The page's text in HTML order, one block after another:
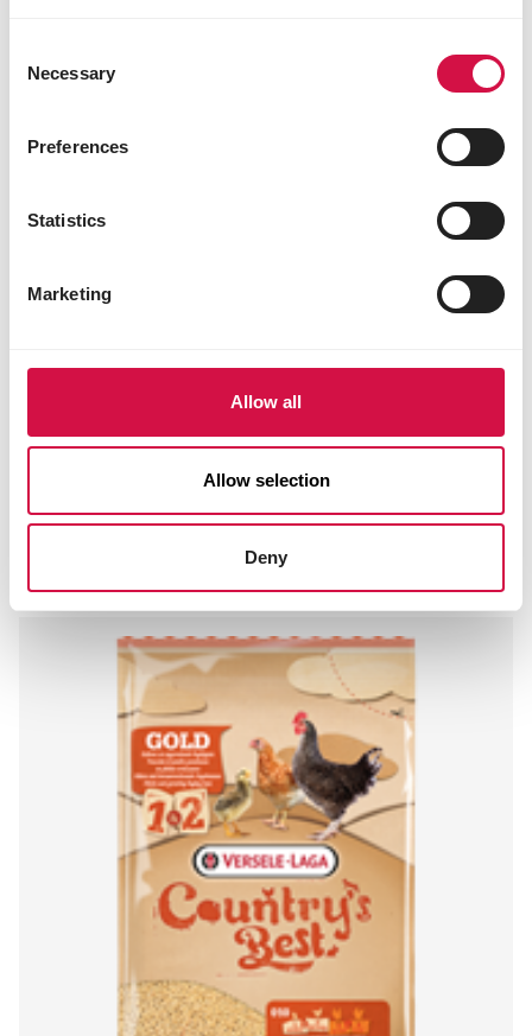
Selection
Necessary
Preferences
Statistics
Marketing
Allow all
Allow selection
Deny
3b603 zink (zinkoxide) 70 mg
Zoötechnische toevoegingsmiddelen
Technologische toevoegingsmiddelen
1a330 citroenzuur 5 mg
Coccidiostatica en histomonostatica
51775 Diclazuril 0,5 g/100 g (Coxiril) 1 mg
Andere bezoekers bekeken ook: